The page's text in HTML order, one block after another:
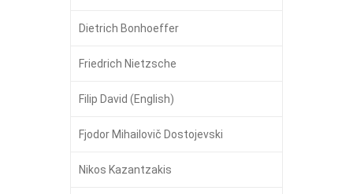
Dietrich Bonhoeffer
Friedrich Nietzsche
Filip David (English)
Fjodor Mihailovič Dostojevski
Nikos Kazantzakis